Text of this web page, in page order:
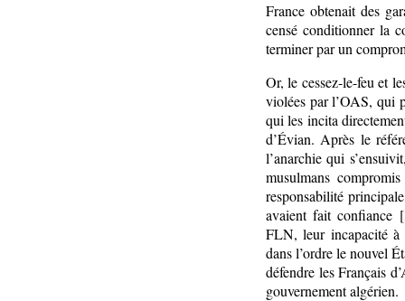
France obtenait des
censé conditionner la
terminer par un
Or, le cessez-le-feu et
violées par l’OAS, qui
qui les incita
d’Évian. Après le
l’anarchie qui
musulmans
responsabilité
avaient fait confiance [
FLN, leur incapacité à
dans l’ordre le nouvel
défendre les Français
gouvernement algérien.